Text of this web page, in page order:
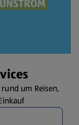
um Reisen,